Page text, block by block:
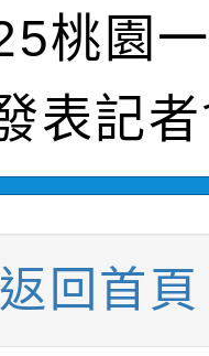
關(學校)
期第7次代
)
2招)】
期第9次
務人員
B2大禮堂
暨第7屆會
民運動
俱樂部營
請踴躍報
11招)】
期第7次
第3招)】
育中心
桃園
表記
返回首頁